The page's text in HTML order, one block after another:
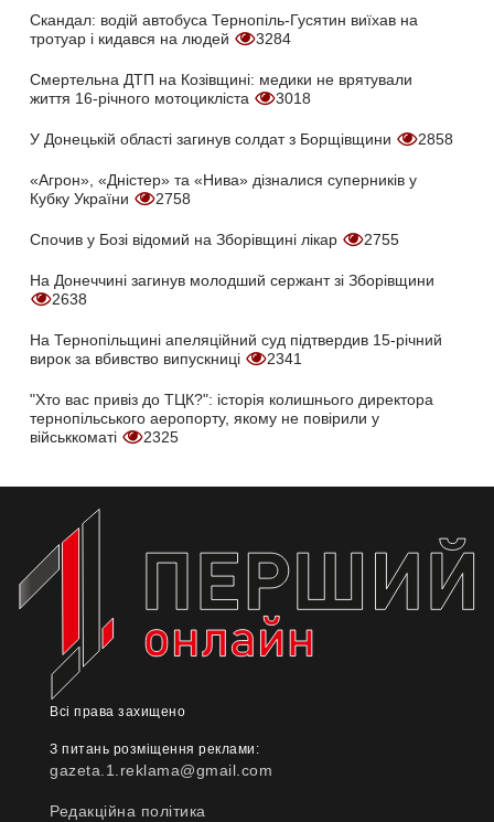
Скандал: водій автобуса Тернопіль-Гусятин виїхав на
тротуар і кидався на людей
3284
Смертельна ДТП на Козівщині: медики не врятували
життя 16-річного мотоцикліста
3018
У Донецькій області загинув солдат з Борщівщини 2858
«Агрон», «Дністер» та «Нива» дізналися суперників у
Кубку України
2758
Спочив у Бозі відомий на Зборівщині лікар 2755
На Донеччині загинув молодший сержант зі Зборівщини
2638
На Тернопільщині апеляційний суд підтвердив 15-річний
вирок за вбивство випускниці
2341
"Хто вас привіз до ТЦК?": історія колишнього директора
тернопільського аеропорту, якому не повірили у
військкоматі
2325
Всі права захищено
З питань розміщення реклами:
gazeta.1.reklama@gmail.com
Редакційна політика